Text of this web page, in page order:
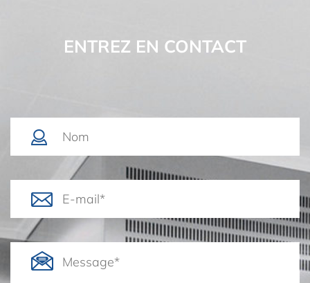
ENTREZ EN CONTACT